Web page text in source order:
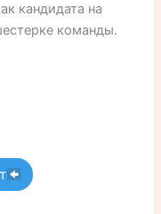
кандидата на
команды.